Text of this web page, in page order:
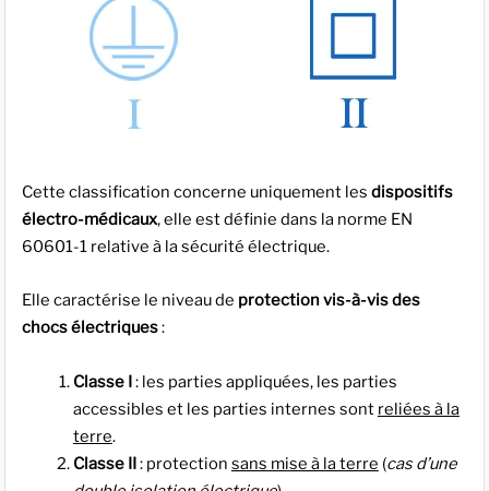
Cette classification concerne uniquement les dispositifs
électro-médicaux, elle est définie dans la norme EN
60601-1 relative à la sécurité électrique.
Elle caractérise le niveau de protection vis-à-vis des
chocs électriques:
Classe I: les parties appliquées, les parties
accessibles et les parties internes sont reliées à la
terre.
Classe II: protection sans mise à la terre (cas d’une